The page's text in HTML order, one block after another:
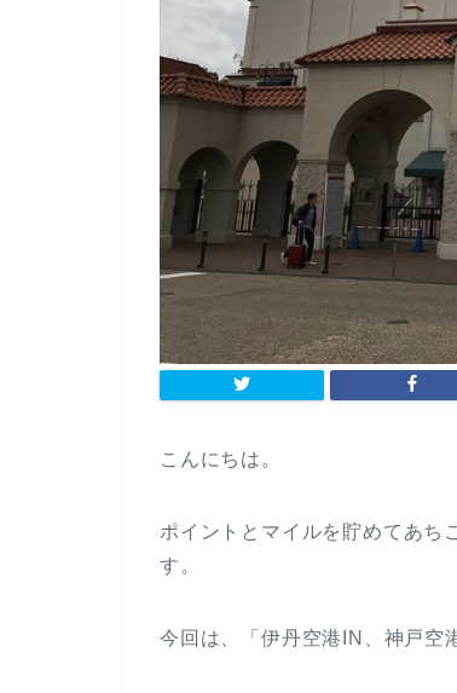
こんにちは。
ポイントとマイルを貯めてあち
す。
今回は、「伊丹空港IN、神戸空